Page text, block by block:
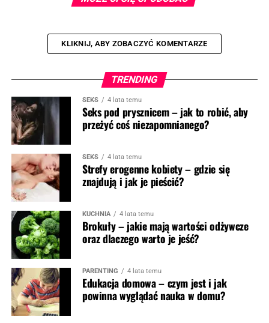
KLIKNIJ, ABY ZOBACZYĆ KOMENTARZE
TRENDING
SEKS 4 lata temu
Seks pod prysznicem – jak to robić, aby
przeżyć coś niezapomnianego?
SEKS 4 lata temu
Strefy erogenne kobiety – gdzie się
znajdują i jak je pieścić?
KUCHNIA 4 lata temu
Brokuły – jakie mają wartości odżywcze
oraz dlaczego warto je jeść?
PARENTING 4 lata temu
Edukacja domowa – czym jest i jak
powinna wyglądać nauka w domu?